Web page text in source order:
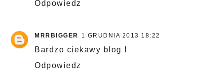
Odpowiedz
MRRBIGGER 1 GRUDNIA 2013 18:22
Bardzo ciekawy blog !
Odpowiedz